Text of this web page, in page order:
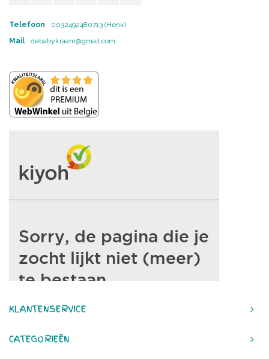
Telefoon
0032492480713 (Henk)
Mail
debabykraam@gmail.com
KLANTENSERVICE
CATEGORIEËN